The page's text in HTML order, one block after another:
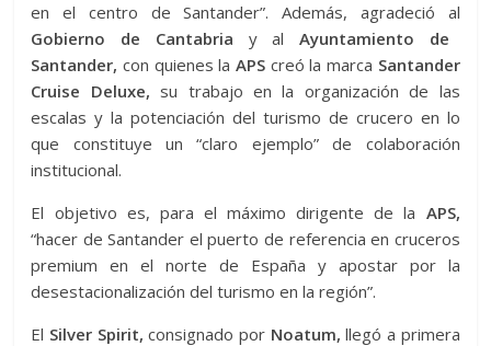
en el centro de Santander”. Además, agradeció al
Gobierno de Cantabria y al Ayuntamiento de
Santander, con quienes la APS creó la marca Santander
Cruise Deluxe, su trabajo en la organización de las
escalas y la potenciación del turismo de crucero en lo
que constituye un “claro ejemplo” de colaboración
institucional.
El objetivo es, para el máximo dirigente de la APS,
“hacer de Santander el puerto de referencia en cruceros
premium en el norte de España y apostar por la
desestacionalización del turismo en la región”.
El Silver Spirit, consignado por Noatum, llegó a primera